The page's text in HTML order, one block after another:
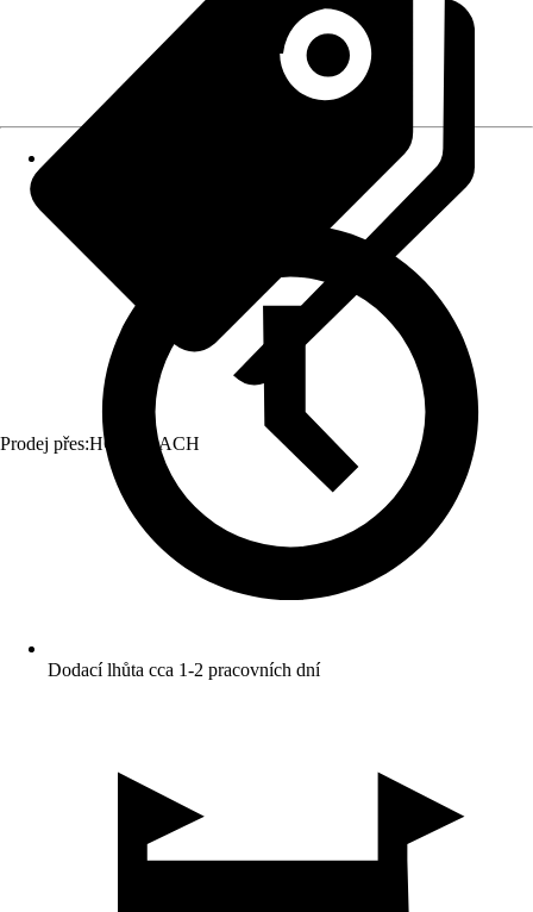
Prodej přes:HORNBACH
Dodací lhůta cca 1-2 pracovních dní